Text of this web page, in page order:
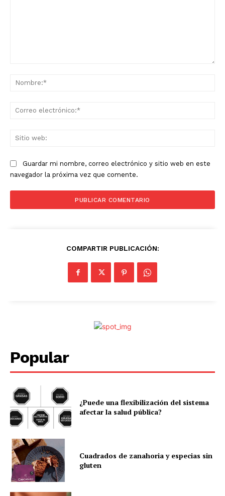
Guardar mi nombre, correo electrónico y sitio web en este
navegador la próxima vez que comente.
COMPARTIR PUBLICACIÓN:
Popular
¿Puede una flexibilización del sistema
afectar la salud pública?
Cuadrados de zanahoria y especias sin
gluten